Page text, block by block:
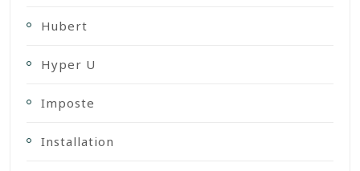
Hubert
Hyper U
Imposte
Installation